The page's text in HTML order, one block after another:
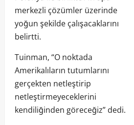
merkezli çözümler üzerinde
yoğun şekilde çalışacaklarını
belirtti.
Tuinman, “O noktada
Amerikalıların tutumlarını
gerçekten netleştirip
netleştirmeyeceklerini
kendiliğinden göreceğiz” dedi.